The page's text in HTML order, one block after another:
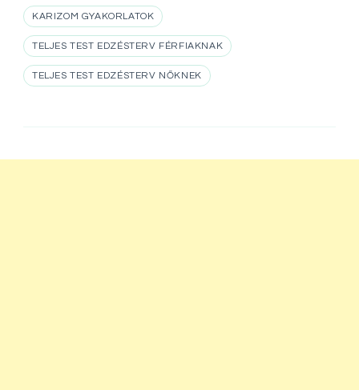
KARIZOM GYAKORLATOK
TELJES TEST EDZÉSTERV FÉRFIAKNAK
TELJES TEST EDZÉSTERV NŐKNEK